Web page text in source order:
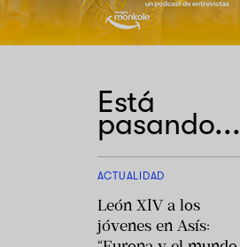
Está
pasando...
ACTUALIDAD
León XIV a los
jóvenes en Asís: